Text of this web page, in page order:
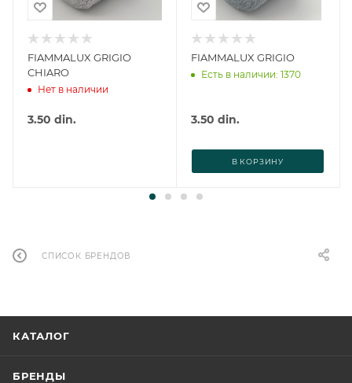
FIAMMALUX GRIGIO
CHIARO
Нет в наличии
3.50 din.
FIAMMALUX GRIGIO
Есть в наличии: 1370
3.50 din.
В КОРЗИНУ
СПИСОК БРЕНДОВ
КАТАЛОГ
БРЕНДЫ